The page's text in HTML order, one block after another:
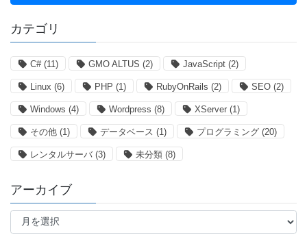
カテゴリ
C#(11) GMO ALTUS (2) JavaScript (2)
Linux (6) PHP (1) RubyOnRails (2) SEO (2)
Windows (4) Wordpress (8) XServer (1)
その他 (1) データベース (1) プログラミング (20)
レンタルサーバ (3) 未分類 (8)
アーカイブ
ア